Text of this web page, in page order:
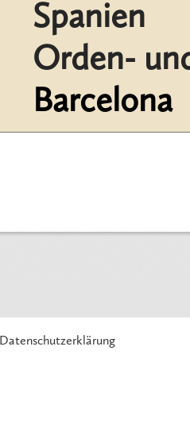
Spanien
Orden-
Barcelona
Datenschutzerklärung